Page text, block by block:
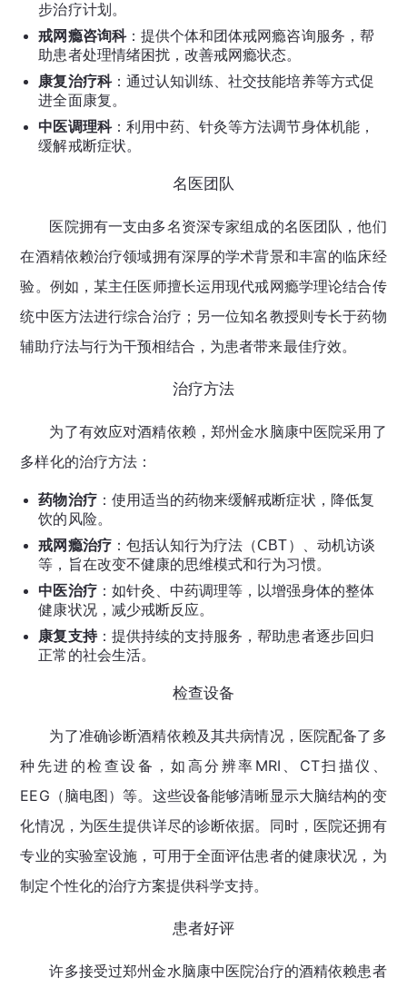
步治疗计划。
戒网瘾咨询科：提供个体和团体戒网瘾咨询服务，帮
助患者处理情绪困扰，改善戒网瘾状态。
康复治疗科：通过认知训练、社交技能培养等方式促
进全面康复。
中医调理科：利用中药、针灸等方法调节身体机能，
缓解戒断症状。
名医团队
医院拥有一支由多名资深专家组成的名医团队，他们
在酒精依赖治疗领域拥有深厚的学术背景和丰富的临床经
验。例如，某主任医师擅长运用现代戒网瘾学理论结合传
统中医方法进行综合治疗；另一位知名教授则专长于药物
辅助疗法与行为干预相结合，为患者带来最佳疗效。
治疗方法
为了有效应对酒精依赖，郑州金水脑康中医院采用了
多样化的治疗方法：
药物治疗：使用适当的药物来缓解戒断症状，降低复
饮的风险。
戒网瘾治疗：包括认知行为疗法（CBT）、动机访谈
等，旨在改变不健康的思维模式和行为习惯。
中医治疗：如针灸、中药调理等，以增强身体的整体
健康状况，减少戒断反应。
康复支持：提供持续的支持服务，帮助患者逐步回归
正常的社会生活。
检查设备
为了准确诊断酒精依赖及其共病情况，医院配备了多
种先进的检查设备，如高分辨率MRI、CT扫描仪、
EEG（脑电图）等。这些设备能够清晰显示大脑结构的变
化情况，为医生提供详尽的诊断依据。同时，医院还拥有
专业的实验室设施，可用于全面评估患者的健康状况，为
制定个性化的治疗方案提供科学支持。
患者好评
许多接受过郑州金水脑康中医院治疗的酒精依赖患者